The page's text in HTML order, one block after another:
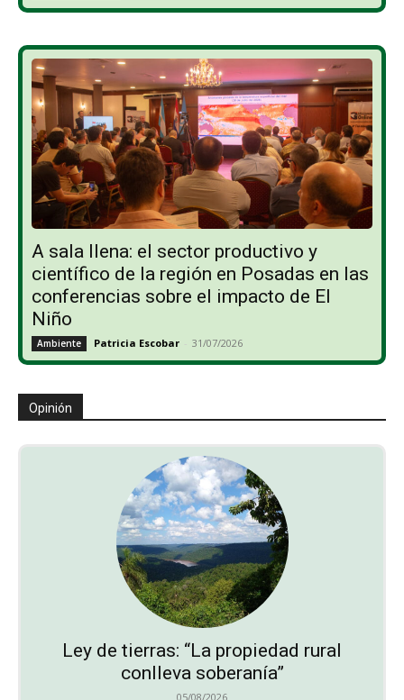
A sala llena: el sector productivo y
científico de la región en Posadas en las
conferencias sobre el impacto de El
Niño
Ambiente Patricia Escobar - 31/07/2026
Opinión
Ley de tierras: “La propiedad rural
conlleva soberanía”
05/08/2026